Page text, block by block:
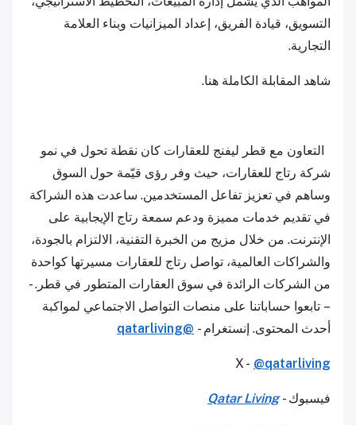
التسويق، قيادة الفريق، إعداد الميزانيات وبناء العلامة
التجارية.
شاهد المقابلة الكاملة هنا.
التعاون مع قطر ليفنج للعقارات كان نقطة تحول في نمو
شركة رتاج للعقارات، حيث وفر رؤى قيّمة حول السوق
وساهم في تعزيز تفاعل المستخدمين. ساعدت هذه الشراكة
في تقديم خدمات مميزة ودعم سمعة رتاج الإيجابية على
الإنترنت. من خلال مزيج من الخبرة التقنية، الالتزام بالجودة،
والشراكات العالمية، تواصل رتاج للعقارات مسيرتها كواحدة
من الشركات الرائدة في سوق العقارات المتطور في قطر. -
-- تابعوا حساباتنا على منصات التواصل الاجتماعي لمواكبة
أحدث المحتوى. إنستغرام - @qatarliving
X - @qatarliving
فيسبوك -Qatar Living